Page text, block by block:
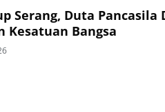
Serang, Duta Pancasila
Kesatuan Bangsa